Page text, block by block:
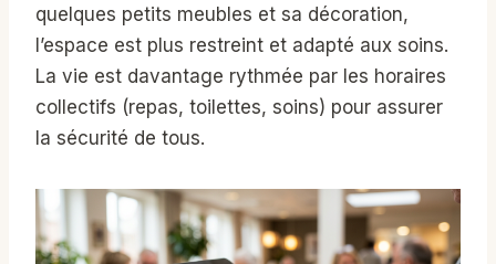
quelques petits meubles et sa décoration,
l’espace est plus restreint et adapté aux soins.
La vie est davantage rythmée par les horaires
collectifs (repas, toilettes, soins) pour assurer
la sécurité de tous.